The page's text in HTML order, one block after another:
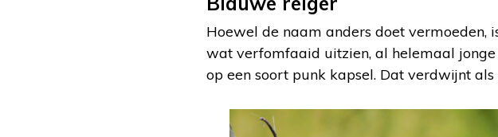
Hoewel de naam anders doet
wat verfomfaaid uitzien, al helemaal
op een soort punk kapsel. Dat verdwijnt